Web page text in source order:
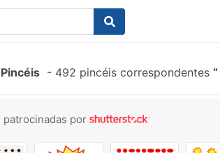
- 492 pincéis correspondentes
patrocinadas por